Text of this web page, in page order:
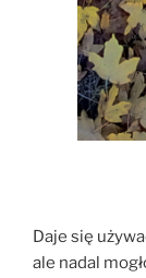
Daje się
ale nadal